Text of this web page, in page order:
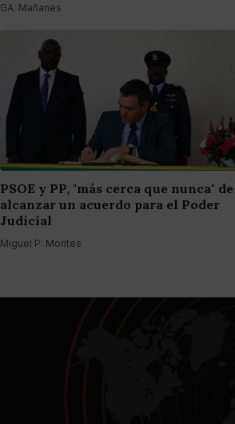
GA. Mañanes
PSOE y PP, "más cerca que nunca" de
alcanzar un acuerdo para el Poder
Judicial
Miguel P. Montes